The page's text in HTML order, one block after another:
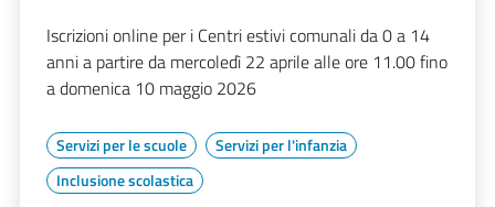
Iscrizioni online per i Centri estivi comunali da 0 a 14
anni a partire da mercoledì 22 aprile alle ore 11.00 fino
a domenica 10 maggio 2026
Servizi per le scuole
Servizi per l'infanzia
Inclusione scolastica